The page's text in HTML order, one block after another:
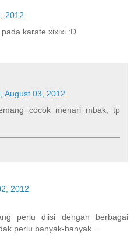
2012
karate xixixi :D
August 03, 2012
cocok menari mbak, tp
2012
perlu diisi dengan berbagai
perlu banyak-banyak ...